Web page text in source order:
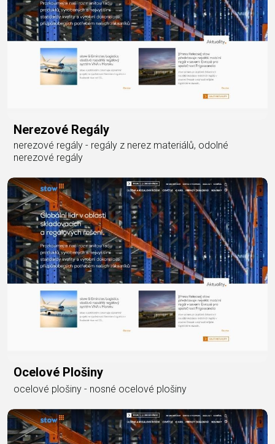
Nerezové Regály
nerezové regály - regály z nerez materiálů, odolné
nerezové regály
Ocelové Plošiny
ocelové plošiny - nosné ocelové plošiny